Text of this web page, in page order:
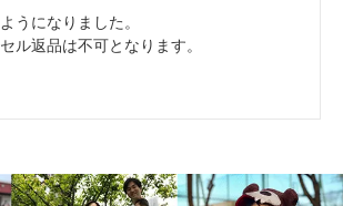
うになりました。
ル返品は不可となります。